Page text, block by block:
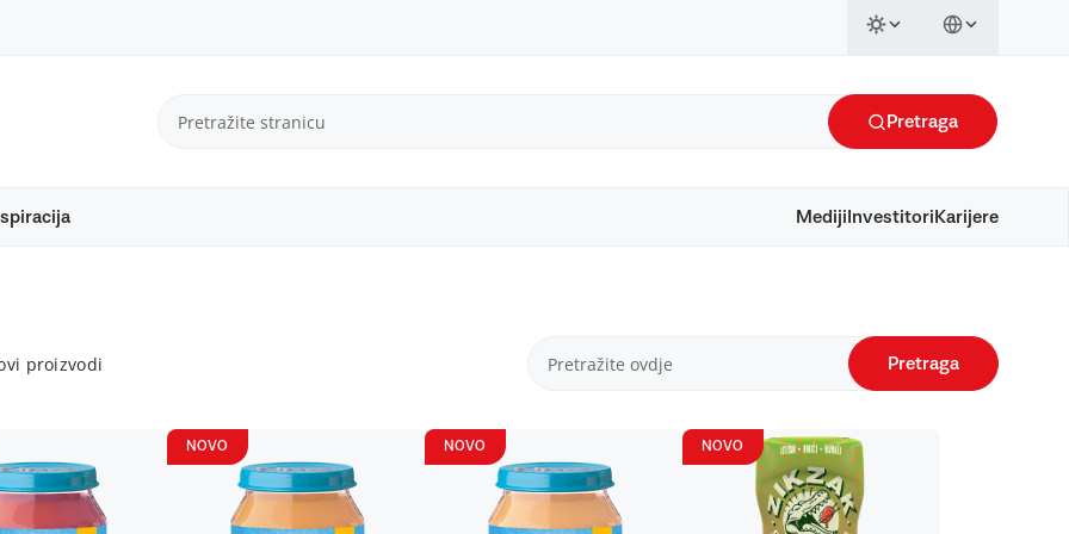
Pretraga
Mediji Investitori Karijere
proizvodi Pretraga
NOVO NOVO NOVO